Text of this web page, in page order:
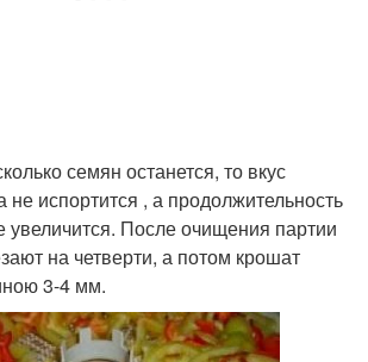
семян останется, то вкус
не испортится , а продолжительность
увеличится. После очищения партии
на четверти, а потом крошат
3-4 мм.